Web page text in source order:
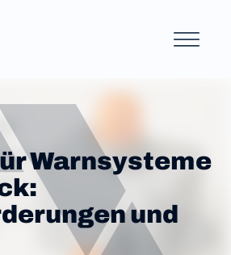
Warnsysteme
und